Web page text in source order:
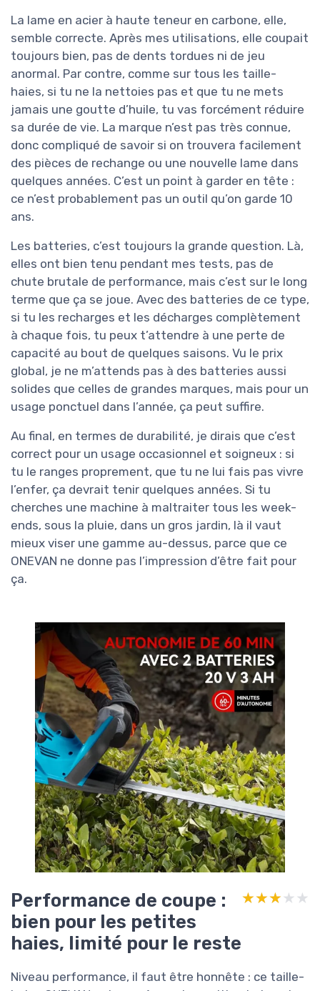
La lame en acier à haute teneur en carbone, elle,
semble correcte. Après mes utilisations, elle coupait
toujours bien, pas de dents tordues ni de jeu
anormal. Par contre, comme sur tous les taille-
haies, si tu ne la nettoies pas et que tu ne mets
jamais une goutte d’huile, tu vas forcément réduire
sa durée de vie. La marque n’est pas très connue,
donc compliqué de savoir si on trouvera facilement
des pièces de rechange ou une nouvelle lame dans
quelques années. C’est un point à garder en tête :
ce n’est probablement pas un outil qu’on garde 10
ans.
Les batteries, c’est toujours la grande question. Là,
elles ont bien tenu pendant mes tests, pas de
chute brutale de performance, mais c’est sur le long
terme que ça se joue. Avec des batteries de ce type,
si tu les recharges et les décharges complètement
à chaque fois, tu peux t’attendre à une perte de
capacité au bout de quelques saisons. Vu le prix
global, je ne m’attends pas à des batteries aussi
solides que celles de grandes marques, mais pour un
usage ponctuel dans l’année, ça peut suffire.
Au final, en termes de durabilité, je dirais que c’est
correct pour un usage occasionnel et soigneux : si
tu le ranges proprement, que tu ne lui fais pas vivre
l’enfer, ça devrait tenir quelques années. Si tu
cherches une machine à maltraiter tous les week-
ends, sous la pluie, dans un gros jardin, là il vaut
mieux viser une gamme au-dessus, parce que ce
ONEVAN ne donne pas l’impression d’être fait pour
ça.
Performance de coupe :
bien pour les petites
haies, limité pour le reste
★★★★★
★★★★★
Niveau performance, il faut être honnête : ce taille-